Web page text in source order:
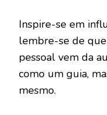
Inspire-se em
lembre-se de
pessoal vem da
como um guia,
mesmo.